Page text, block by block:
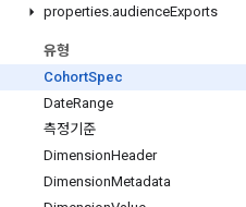
properties.audienceExports
유형
CohortSpec
DateRange
측정기준
DimensionHeader
DimensionMetadata